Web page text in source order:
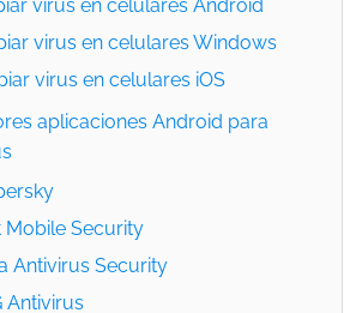
virus en celulares Android
virus en celulares Windows
virus en celulares iOS
aplicaciones Android para
Mobile Security
Antivirus Security
Antivirus